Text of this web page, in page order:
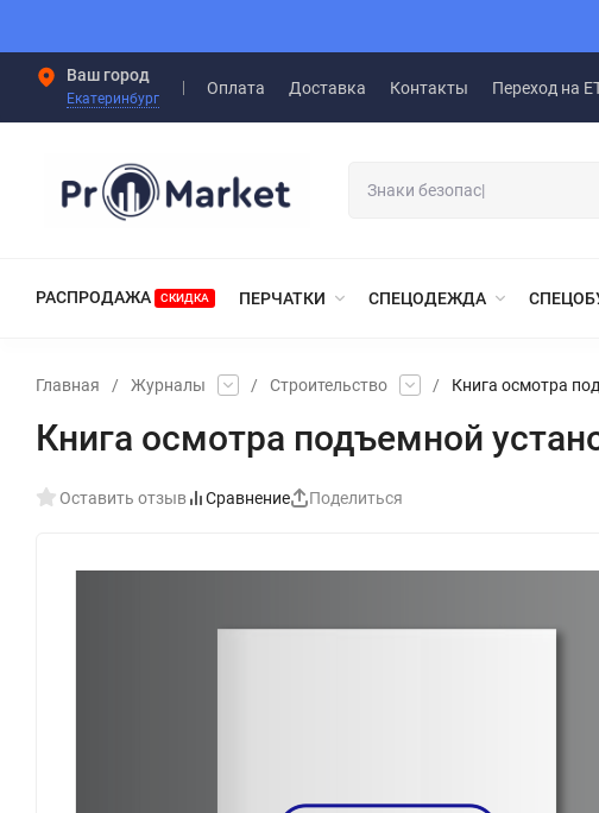
Ваш город
Екатеринбург
Оплата Доставка Контакты Переход на
РАСПРОДАЖА СКИДКА ПЕРЧАТКИ СПЕЦОДЕЖДА
Главная / Журналы / Строительство / Книга осмотра
Книга осмотра подъемной
Оставить отзыв Сравнение Поделиться